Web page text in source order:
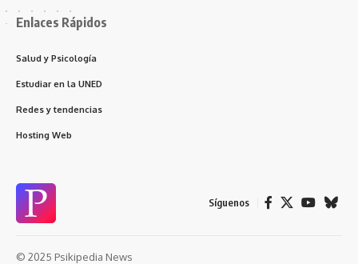
Enlaces Rápidos
Salud y Psicología
Estudiar en la UNED
Redes y tendencias
Hosting Web
Síguenos
© 2025 Psikipedia News